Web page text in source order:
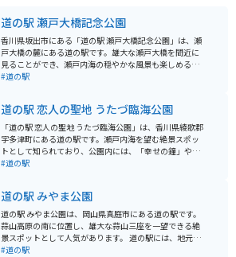
道の駅 瀬戸大橋記念公園
香川県坂出市にある「道の駅 瀬戸大橋記念公園」は、瀬
戸大橋の麓にある道の駅です。雄大な瀬戸大橋を間近に
見ることができ、瀬戸内海の穏やかな風景も楽しめる絶
好のロケーションです。 園内には、瀬戸大橋の歴史や構
で楽しめます。 バイクで行く場合は、道の駅に隣接する
駐車場にバイク専用の駐輪スペースがあります。 瀬戸内
海の海の幸を使った料理を提供するレストランや、香川
県の名産品であるうどん、オリーブオイル、和三盆など
を販売する売店もあります。 瀬戸大橋をバックに記念撮
#道の駅
道の駅 恋人の聖地 うたづ臨海公園
「道の駅 恋人の聖地 うたづ臨海公園」は、香川県綾歌郡
宇多津町にある道の駅です。瀬戸内海を望む絶景スポッ
トとして知られており、公園内には、「幸せの鐘」や
「恋人の聖地」のモニュメントなどがあります。 ドライ
ショップやレストランがあり、香川の味覚を楽しむこと
ができます。おすすめは、新鮮な海の幸を使った海鮮丼
や、讃岐うどん、骨付鳥などです。 また、近くには「四
国水族館」や「NEWレオマワールド」などのテーマパー
クもあり、家族連れで楽しむこともできます。
#道の駅
道の駅 みやま公園
道の駅 みやま公園は、岡山県真庭市にある道の駅です。
蒜山高原の南に位置し、雄大な蒜山三座を一望できる絶
景スポットとして人気があります。 道の駅には、地元産
の新鮮な野菜や特産品を販売する物産コーナーや、蒜山
#道の駅